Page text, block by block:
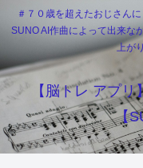
＃７０歳を超えたおじさん
SUNO AI作曲によって出来な
上が
【脳トレ アプ
【